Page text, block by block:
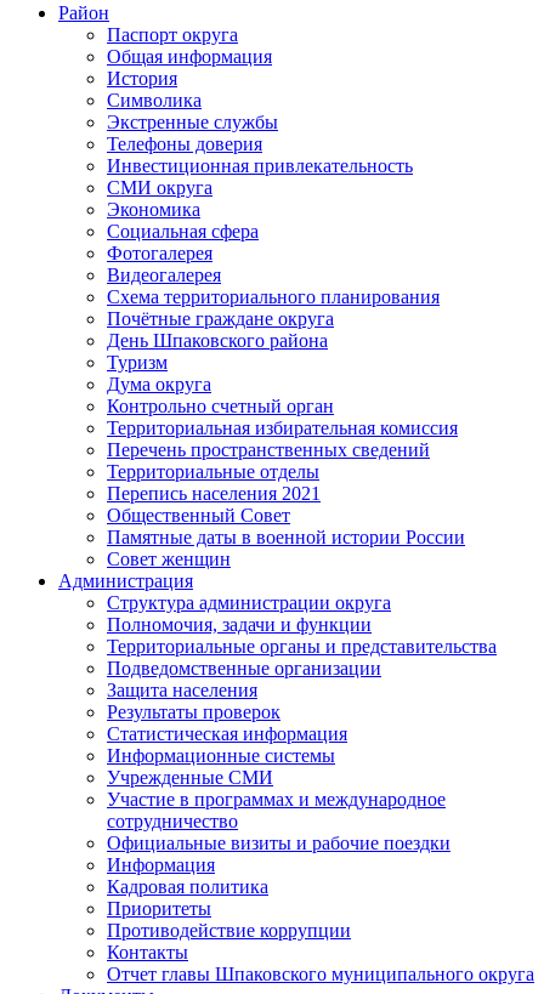
Район
Паспорт округа
Общая информация
История
Символика
Экстренные службы
Телефоны доверия
Инвестиционная привлекательность
СМИ округа
Экономика
Социальная сфера
Фотогалерея
Видеогалерея
Схема территориального планирования
Почётные граждане округа
День Шпаковского района
Туризм
Дума округа
Контрольно счетный орган
Территориальная избирательная комиссия
Перечень пространственных сведений
Территориальные отделы
Перепись населения 2021
Общественный Совет
Памятные даты в военной истории России
Совет женщин
Администрация
Структура администрации округа
Полномочия, задачи и функции
Территориальные органы и представительства
Подведомственные организации
Защита населения
Результаты проверок
Статистическая информация
Информационные системы
Учрежденные СМИ
Участие в программах и международное
сотрудничество
Официальные визиты и рабочие поездки
Информация
Кадровая политика
Приоритеты
Противодействие коррупции
Контакты
Отчет главы Шпаковского муниципального округа